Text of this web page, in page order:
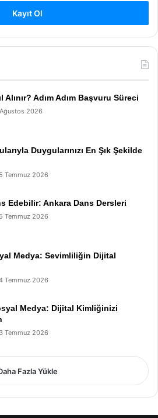
Kayıt Ol
Alınır? Adım Adım Başvuru Süreci
2026
Duygularınızı En Şık Şekilde
Temmuz 2026
Edebilir: Ankara Dans Dersleri
Temmuz 2026
Medya: Sevimliliğin Dijital
Temmuz 2026
Medya: Dijital Kimliğinizi
Temmuz 2026
Fazla Yükle